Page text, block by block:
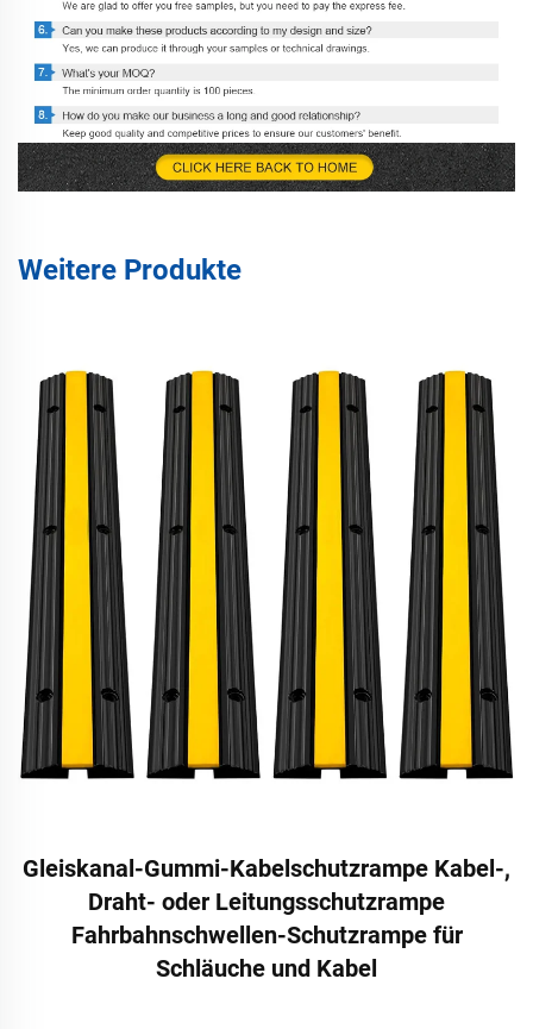
Weitere Produkte
Gleiskanal-Gummi-Kabelschutzrampe Kabel-,
Draht- oder Leitungsschutzrampe
Fahrbahnschwellen-Schutzrampe für
Schläuche und Kabel